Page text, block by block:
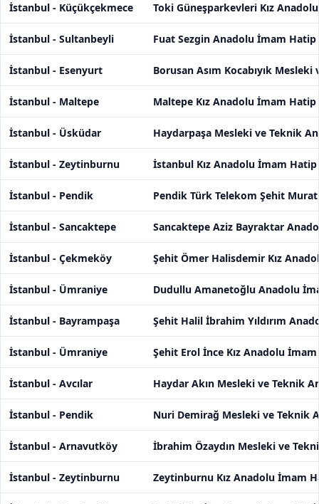
İstanbul - Küçükçekmece Toki Güneşparkevleri Kız
İstanbul - Sultanbeyli Fuat Sezgin Anadolu İmam Hatip
İstanbul - Esenyurt Borusan Asım Kocabıyık
İstanbul - Maltepe Maltepe Kız Anadolu İmam Hatip
İstanbul - Üsküdar Haydarpaşa Mesleki ve Teknik
İstanbul - Zeytinburnu İstanbul Kız Anadolu İmam Hatip
İstanbul - Pendik Pendik Türk Telekom Şehit
İstanbul - Sancaktepe Sancaktepe Aziz Bayraktar
İstanbul - Çekmeköy Şehit Ömer Halisdemir Kız
İstanbul - Ümraniye Dudullu Amanetoğlu Anadolu
İstanbul - Bayrampaşa Şehit Halil İbrahim Yıldırım
İstanbul - Ümraniye Şehit Erol İnce Kız Anadolu
İstanbul - Avcılar Haydar Akın Mesleki ve Teknik
İstanbul - Pendik Nuri Demirağ Mesleki ve Teknik
İstanbul - Arnavutköy İbrahim Özaydın Mesleki ve
İstanbul - Zeytinburnu Zeytinburnu Kız Anadolu İmam